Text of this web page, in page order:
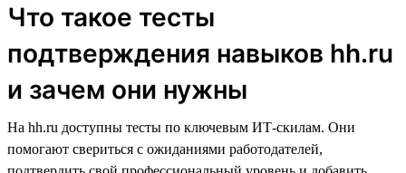
Что такое тесты
подтверждения навыков hh.ru
и зачем они нужны
На hh.ru доступны тесты по ключевым ИТ-скилам. Они
помогают свериться с ожиданиями работодателей,